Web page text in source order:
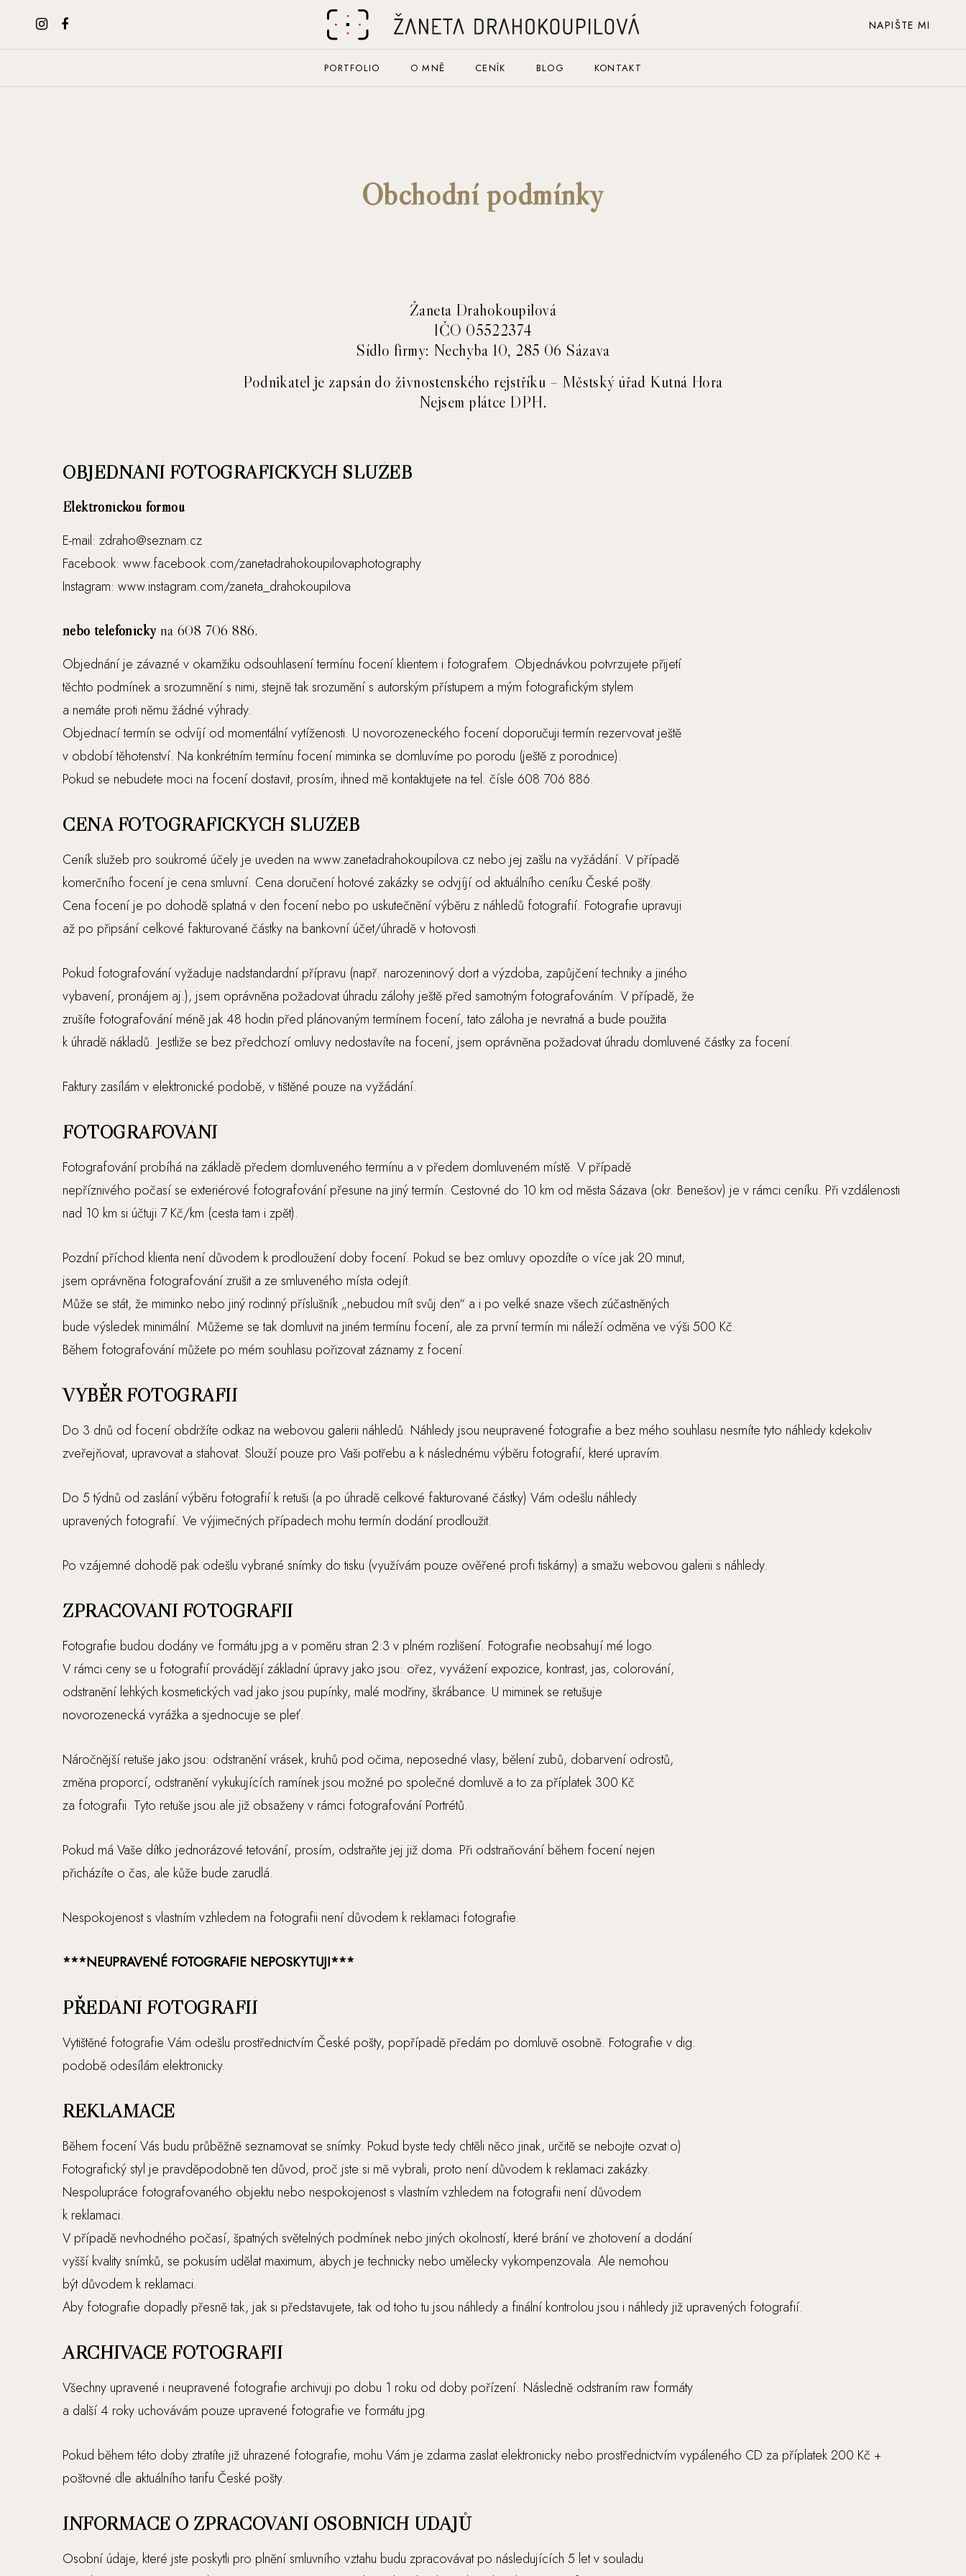
NAPIŠTE MI
PORTFOLIO O MNĚ CENÍK BLOG KONTAKT
Obchodní podmínky
Žaneta Drahokoupilová
IČO 05522374
Sídlo firmy: Nechyba 10, 285 06 Sázava
Podnikatel je zapsán do živnostenského rejstříku – Městský úřad Kutná Hora
Nejsem plátce DPH.
OBJEDNÁNÍ FOTOGRAFICKÝCH SLUŽEB
Elektronickou formou
E-mail: zdraho@seznam.cz
Facebook: www.facebook.com/zanetadrahokoupilovaphotography
Instagram: www.instagram.com/zaneta_drahokoupilova
nebo telefonickyna 608 706 886.
Objednání je závazné v okamžiku odsouhlasení termínu focení klientem i fotografem. Objednávkou potvrzujete přijetí
těchto podmínek a srozumnění s nimi, stejně tak srozumění s autorským přístupem a mým fotografickým stylem
a nemáte proti němu žádné výhrady.
Objednací termín se odvíjí od momentální vytíženosti. U novorozeneckého focení doporučuji termín rezervovat ještě
v období těhotenství. Na konkrétním termínu focení miminka se domluvíme po porodu (ještě z porodnice).
Pokud se nebudete moci na focení dostavit, prosím, ihned mě kontaktujete na tel. čísle 608 706 886.
CENA FOTOGRAFICKÝCH SLUŽEB
Ceník služeb pro soukromé účely je uveden na www.zanetadrahokoupilova.cz nebo jej zašlu na vyžádání. V případě
komerčního focení je cena smluvní. Cena doručení hotové zakázky se odvjíjí od aktuálního ceníku České pošty.
Cena focení je po dohodě splatná v den focení nebo po uskutečnění výběru z náhledů fotografií. Fotografie upravuji
až po připsání celkové fakturované částky na bankovní účet/úhradě v hotovosti.
Pokud fotografování vyžaduje nadstandardní přípravu (např. narozeninový dort a výzdoba, zapůjčení techniky a jiného
vybavení, pronájem aj.), jsem oprávněna požadovat úhradu zálohy ještě před samotným fotografováním. V případě, že
zrušíte fotografování méně jak 48 hodin před plánovaným termínem focení, tato záloha je nevratná a bude použita
k úhradě nákladů. Jestliže se bez předchozí omluvy nedostavíte na focení, jsem oprávněna požadovat úhradu domluvené částky za focení.
Faktury zasílám v elektronické podobě, v tištěné pouze na vyžádání.
FOTOGRAFOVÁNÍ
Fotografování probíhá na základě předem domluveného termínu a v předem domluveném místě. V případě
nepříznivého počasí se exteriérové fotografování přesune na jiný termín. Cestovné do 10 km od města Sázava (okr. Benešov) je v rámci ceníku. Při vzdálenosti
nad 10 km si účtuji 7 Kč/km (cesta tam i zpět).
Pozdní příchod klienta není důvodem k prodloužení doby focení. Pokud se bez omluvy opozdíte o více jak 20 minut,
jsem oprávněna fotografování zrušit a ze smluveného místa odejít.
Může se stát, že miminko nebo jiný rodinný příslušník „nebudou mít svůj den“ a i po velké snaze všech zúčastněných
bude výsledek minimální. Můžeme se tak domluvit na jiném termínu focení, ale za první termín mi náleží odměna ve výši 500 Kč.
Během fotografování můžete po mém souhlasu pořizovat záznamy z focení.
VÝBĚR FOTOGRAFIÍ
Do 3 dnů od focení obdržíte odkaz na webovou galerii náhledů. Náhledy jsou neupravené fotografie a bez mého souhlasu nesmíte tyto náhledy kdekoliv
zveřejňovat, upravovat a stahovat. Slouží pouze pro Vaši potřebu a k následnému výběru fotografií, které upravím.
Do 5 týdnů od zaslání výběru fotografií k retuši (a po úhradě celkové fakturované částky) Vám odešlu náhledy
upravených fotografií. Ve výjimečných případech mohu termín dodání prodloužit.
Po vzájemné dohodě pak odešlu vybrané snímky do tisku (využívám pouze ověřené profi tiskárny) a smažu webovou galerii s náhledy.
ZPRACOVÁNÍ FOTOGRAFIÍ
Fotografie budou dodány ve formátu jpg a v poměru stran 2:3 v plném rozlišení. Fotografie neobsahují mé logo.
V rámci ceny se u fotografií provádějí základní úpravy jako jsou: ořez, vyvážení expozice, kontrast, jas, colorování,
odstranění lehkých kosmetických vad jako jsou pupínky, malé modřiny, škrábance. U miminek se retušuje
novorozenecká vyrážka a sjednocuje se pleť.
Náročnější retuše jako jsou: odstranění vrásek, kruhů pod očima, neposedné vlasy, bělení zubů, dobarvení odrostů,
změna proporcí, odstranění vykukujících ramínek jsou možné po společné domluvě a to za příplatek 300 Kč
za fotografii. Tyto retuše jsou ale již obsaženy v rámci fotografování Portrétů.
Pokud má Vaše dítko jednorázové tetování, prosím, odstraňte jej již doma. Při odstraňování během focení nejen
přicházíte o čas, ale kůže bude zarudlá.
Nespokojenost s vlastním vzhledem na fotografii není důvodem k reklamaci fotografie.
***NEUPRAVENÉ FOTOGRAFIE NEPOSKYTUJI***
PŘEDÁNÍ FOTOGRAFIÍ
Vytištěné fotografie Vám odešlu prostřednictvím České pošty, popřípadě předám po domluvě osobně. Fotografie v dig.
podobě odesílám elektronicky.
REKLAMACE
Během focení Vás budu průběžně seznamovat se snímky. Pokud byste tedy chtěli něco jinak, určitě se nebojte ozvat:o)
Fotografický styl je pravděpodobně ten důvod, proč jste si mě vybrali, proto není důvodem k reklamaci zakázky.
Nespolupráce fotografovaného objektu nebo nespokojenost s vlastním vzhledem na fotografii není důvodem
k reklamaci.
V případě nevhodného počasí, špatných světelných podmínek nebo jiných okolností, které brání ve zhotovení a dodání
vyšší kvality snímků, se pokusím udělat maximum, abych je technicky nebo umělecky vykompenzovala. Ale nemohou
být důvodem k reklamaci.
Aby fotografie dopadly přesně tak, jak si představujete, tak od toho tu jsou náhledy a finální kontrolou jsou i náhledy již upravených fotografií.
ARCHIVACE FOTOGRAFIÍ
Všechny upravené i neupravené fotografie archivuji po dobu 1 roku od doby pořízení. Následně odstraním raw formáty
a další 4 roky uchovávám pouze upravené fotografie ve formátu jpg.
Pokud během této doby ztratíte již uhrazené fotografie, mohu Vám je zdarma zaslat elektronicky nebo prostřednictvím vypáleného CD za příplatek 200 Kč +
poštovné dle aktuálního tarifu České pošty.
INFORMACE O ZPRACOVÁNÍ OSOBNÍCH ÚDAJŮ
Osobní údaje, které jste poskytli pro plnění smluvního vztahu budu zpracovávat po následujících 5 let v souladu